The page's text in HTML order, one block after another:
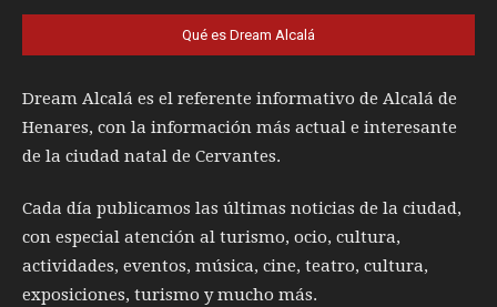
Qué es Dream Alcalá
Dream Alcalá es el referente informativo de Alcalá de
Henares, con la información más actual e interesante
de la ciudad natal de Cervantes.
Cada día publicamos las últimas noticias de la ciudad,
con especial atención al turismo, ocio, cultura,
actividades, eventos, música, cine, teatro, cultura,
exposiciones, turismo y mucho más.